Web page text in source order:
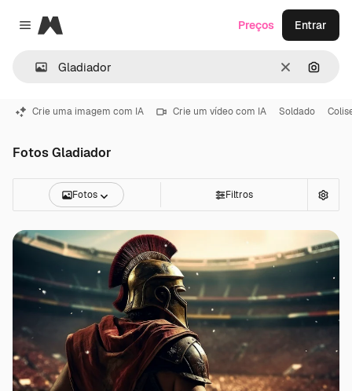
Close menu
Magnific
Limpar
Preços Entrar
Crie uma imagem com IA Crie um vídeo com IA Soldado
Fotos Gladiador
Fotos Filtros